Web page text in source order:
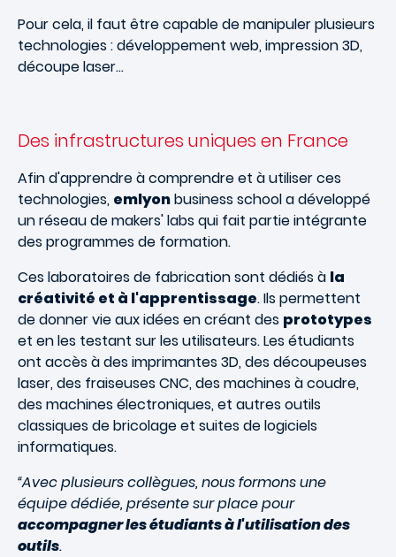
Pour cela, il faut être capable de manipuler plusieurs
technologies : développement web, impression 3D,
découpe laser…
Des infrastructures uniques en France
Afin d'apprendre à comprendre et à utiliser ces
technologies, emlyonbusiness school a développé
un réseau de makers' labs qui fait partie intégrante
des programmes de formation.
Ces laboratoires de fabrication sont dédiés à la
créativité et à l'apprentissage. Ils permettent
de donner vie aux idées en créant des prototypes
et en les testant sur les utilisateurs. Les étudiants
ont accès à des imprimantes 3D, des découpeuses
laser, des fraiseuses CNC, des machines à coudre,
des machines électroniques, et autres outils
classiques de bricolage et suites de logiciels
informatiques.
“Avec plusieurs collègues, nous formons une
équipe dédiée, présente sur place pour
accompagner les étudiants à l'utilisation des
outils.